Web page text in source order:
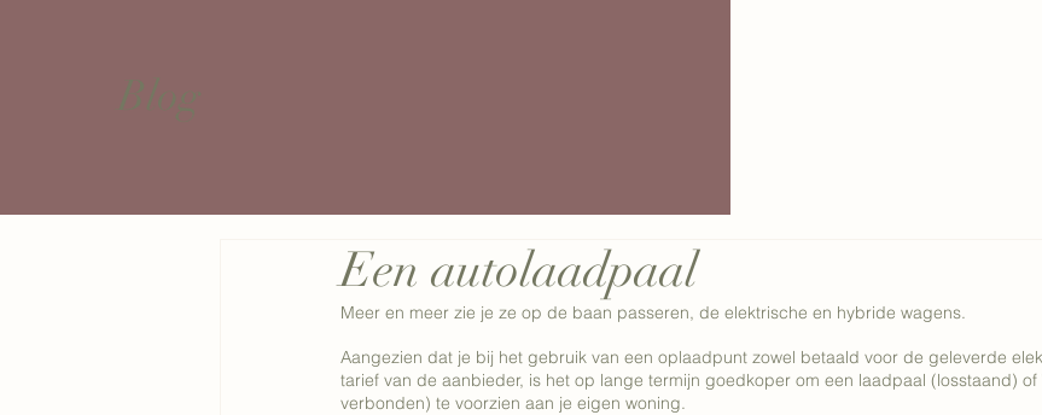
Een autolaadpaal
Meer en meer zie je ze op de baan passeren, de elektrische en hybride wagens.
Aangezien dat je bij het gebruik van een oplaadpunt zowel betaald voor de geleverde
tarief van de aanbieder, is het op lange termijn goedkoper om een laadpaal (losstaand)
verbonden) te voorzien aan je eigen woning.